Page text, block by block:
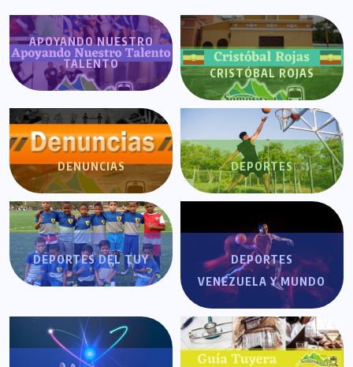
APOYANDO NUESTRO
TALENTO
CRISTÓBAL ROJAS
DENUNCIAS DEPORTES
DEPORTES DEL TUY
DEPORTES
VENEZUELA Y MUNDO